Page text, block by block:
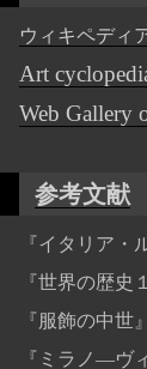
ウィキペディ
Art
Web Gallery
参考文献
『イタリア・
『世界の歴史
『服飾の中世』
『ミラノ―ヴィ